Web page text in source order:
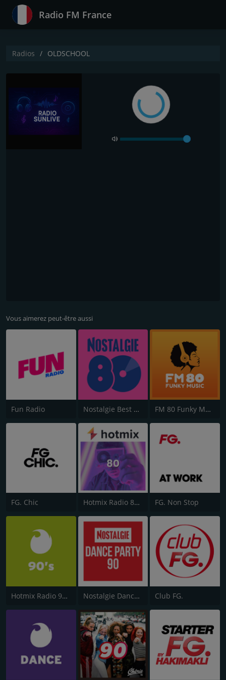
Radio FM France
Radios OLDSCHOOL
Vous aimerez peut-être aussi
Fun Radio Nostalgie Best of 80s FM 80 Funky Music
FG. Chic Hotmix Radio 80's FG. Non Stop
Hotmix Radio 90's Nostalgie Dance Party 90 Club FG.